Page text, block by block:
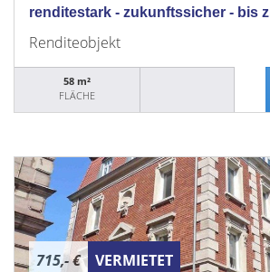
renditestark - zukunftssicher - bis
Renditeobjekt
58 m²
FLÄCHE
715,- € VERMIETET